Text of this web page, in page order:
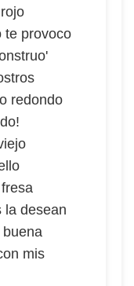
te provoco
redondo
la desean
mis